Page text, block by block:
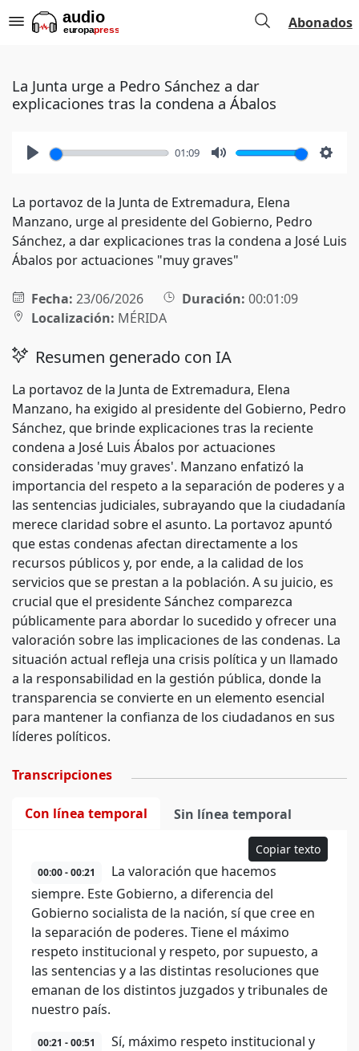
Abonados
La Junta urge a Pedro Sánchez a dar
explicaciones tras la condena a Ábalos
01:09
La portavoz de la Junta de Extremadura, Elena
Manzano, urge al presidente del Gobierno, Pedro
Sánchez, a dar explicaciones tras la condena a José Luis
Ábalos por actuaciones "muy graves"
Fecha: 23/06/2026 Duración: 00:01:09
Localización: MÉRIDA
Resumen generado con IA
La portavoz de la Junta de Extremadura, Elena
Manzano, ha exigido al presidente del Gobierno, Pedro
Sánchez, que brinde explicaciones tras la reciente
condena a José Luis Ábalos por actuaciones
consideradas 'muy graves'. Manzano enfatizó la
importancia del respeto a la separación de poderes y a
las sentencias judiciales, subrayando que la ciudadanía
merece claridad sobre el asunto. La portavoz apuntó
que estas condenas afectan directamente a los
recursos públicos y, por ende, a la calidad de los
servicios que se prestan a la población. A su juicio, es
crucial que el presidente Sánchez comparezca
públicamente para abordar lo sucedido y ofrecer una
valoración sobre las implicaciones de las condenas. La
situación actual refleja una crisis política y un llamado
a la responsabilidad en la gestión pública, donde la
transparencia se convierte en un elemento esencial
para mantener la confianza de los ciudadanos en sus
líderes políticos.
Transcripciones
Con línea temporal Sin línea temporal
Copiar texto
00:00 - 00:21
La valoración que hacemos
siempre. Este Gobierno, a diferencia del
Gobierno socialista de la nación, sí que cree en
la separación de poderes. Tiene el máximo
respeto institucional y respeto, por supuesto, a
las sentencias y a las distintas resoluciones que
emanan de los distintos juzgados y tribunales de
nuestro país.
00:21 - 00:51
Sí, máximo respeto institucional y